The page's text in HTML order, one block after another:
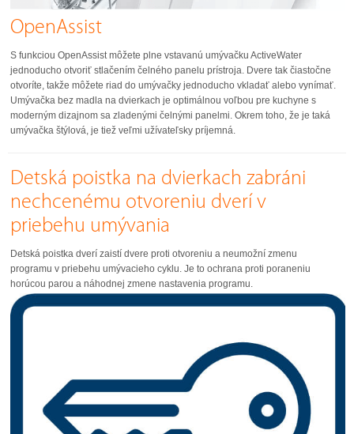
OpenAssist
S funkciou OpenAssist môžete plne vstavanú umývačku ActiveWater
jednoducho otvoriť stlačením čelného panelu prístroja. Dvere tak čiastočne
otvoríte, takže môžete riad do umývačky jednoducho vkladať alebo vynímať.
Umývačka bez madla na dvierkach je optimálnou voľbou pre kuchyne s
moderným dizajnom sa zladenými čelnými panelmi. Okrem toho, že je taká
umývačka štýlová, je tiež veľmi užívateľsky príjemná.
Detská poistka na dvierkach zabráni
nechcenému otvoreniu dverí v
priebehu umývania
Detská poistka dverí zaistí dvere proti otvoreniu a neumožní zmenu
programu v priebehu umývacieho cyklu. Je to ochrana proti poraneniu
horúcou parou a náhodnej zmene nastavenia programu.